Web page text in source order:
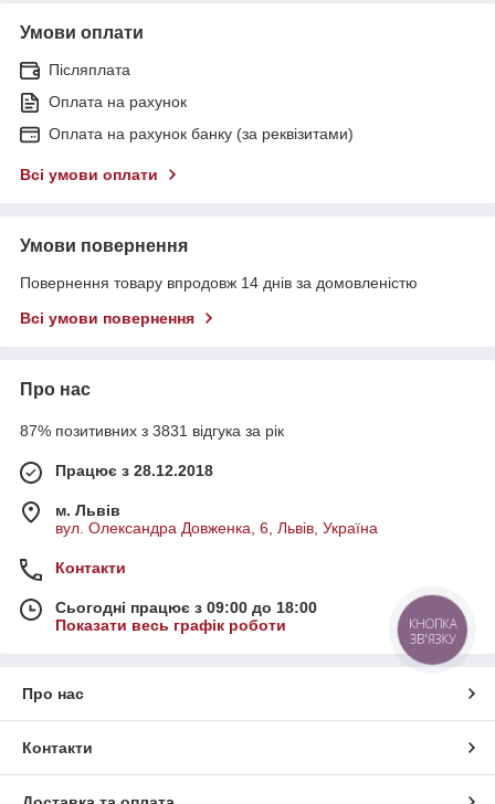
Умови оплати
Післяплата
Оплата на рахунок
Оплата на рахунок банку (за реквізитами)
Всі умови оплати
Умови повернення
Повернення товару впродовж 14 днів за домовленістю
Всі умови повернення
Про нас
87% позитивних з 3831 відгука за рік
Працює з 28.12.2018
м. Львів
вул. Олександра Довженка, 6, Львів, Україна
Контакти
Сьогодні працює з 09:00 до 18:00
Показати весь графік роботи
Про нас
Контакти
КНОПКА
ЗВ'ЯЗКУ